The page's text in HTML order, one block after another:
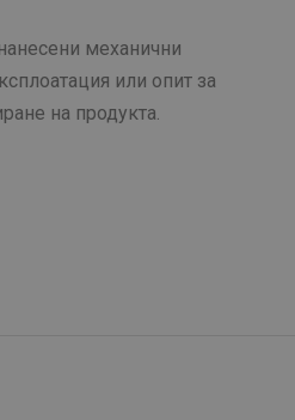
механични
или опит за
на продукта.